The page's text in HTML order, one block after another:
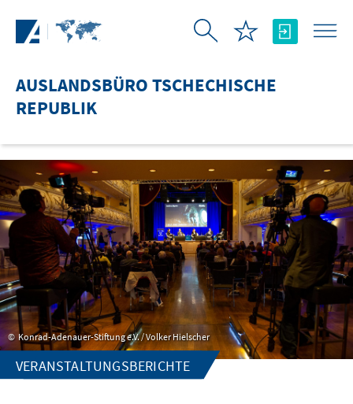
AUSLANDSBÜRO TSCHECHISCHE
REPUBLIK
Konrad-Adenauer-Stiftung e.V. / Volker Hielscher
VERANSTALTUNGSBERICHTE